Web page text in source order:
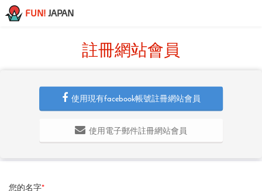
FUN! JAPAN
註冊網站會員
使用現有facebook帳號註冊網站會員
使用電子郵件註冊網站會員
您的名字*